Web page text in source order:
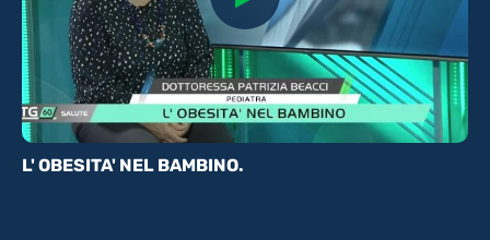
L' OBESITA' NEL BAMBINO.